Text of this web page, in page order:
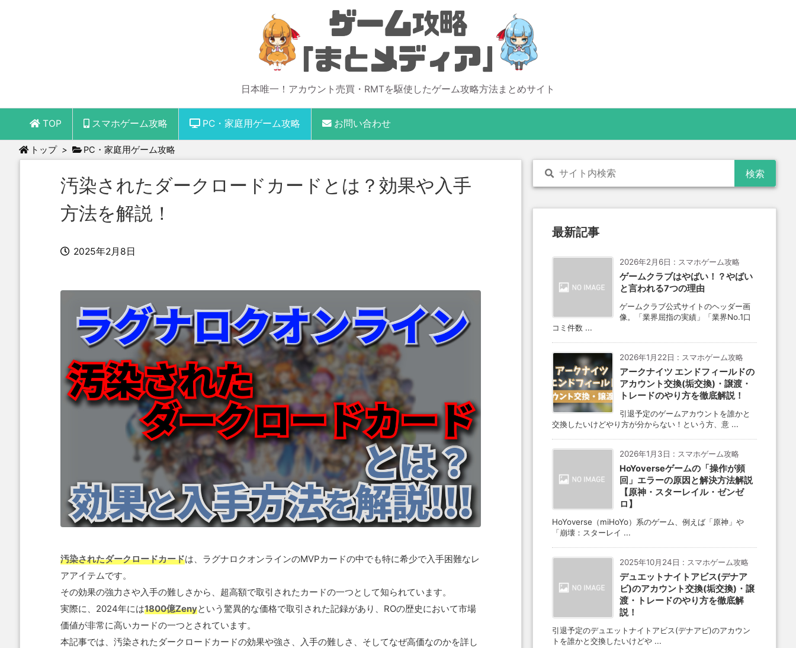
日本唯一！アカウント売買・RMTを駆使したゲーム攻略方法まとめサイト
TOP スマホゲーム攻略 PC・家庭用ゲーム攻略 お問い合わせ
トップ > PC・家庭用ゲーム攻略
汚染されたダークロードカードとは？効果や入手
方法を解説！
2025年2月8日
汚染されたダークロードカードは、ラグナロクオンラインのMVPカードの中でも特に希少で入手困難なレ
アアイテムです。
その効果の強力さや入手の難しさから、超高額で取引されたカードの一つとして知られています。
実際に、2024年には1800億Zenyという驚異的な価格で取引された記録があり、ROの歴史において市場
価値が非常に高いカードの一つとされています。
本記事では、汚染されたダークロードカードの効果や強さ、入手の難しさ、そしてなぜ高価なのかを詳し
最新記事
2026年2月6日 : スマホゲーム攻略
ゲームクラブはやばい！？やばい
と言われる7つの理由
ゲームクラブ公式サイトのヘッダー画
像。「業界屈指の実績」「業界No.1口
コミ件数 ...
2026年1月22日 : スマホゲーム攻略
アークナイツ エンドフィールドの
アカウント交換(垢交換)・譲渡・
トレードのやり方を徹底解説！
引退予定のゲームアカウントを誰かと
交換したいけどやり方が分からない！という方、意 ...
2026年1月3日 : スマホゲーム攻略
HoYoverseゲームの「操作が頻
回」エラーの原因と解決方法解説
【原神・スターレイル・ゼンゼ
ロ】
HoYoverse（miHoYo）系のゲーム、例えば「原神」や
「崩壊：スターレイ ...
2025年10月24日 : スマホゲーム攻略
デュエットナイトアビス(デナア
ビ)のアカウント交換(垢交換)・譲
渡・トレードのやり方を徹底解
説！
引退予定のデュエットナイトアビス(デナアビ)のアカウン
トを誰かと交換したいけどや ...